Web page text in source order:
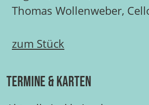
Thomas Wollenweber,
zum Stück
Termine & Karten